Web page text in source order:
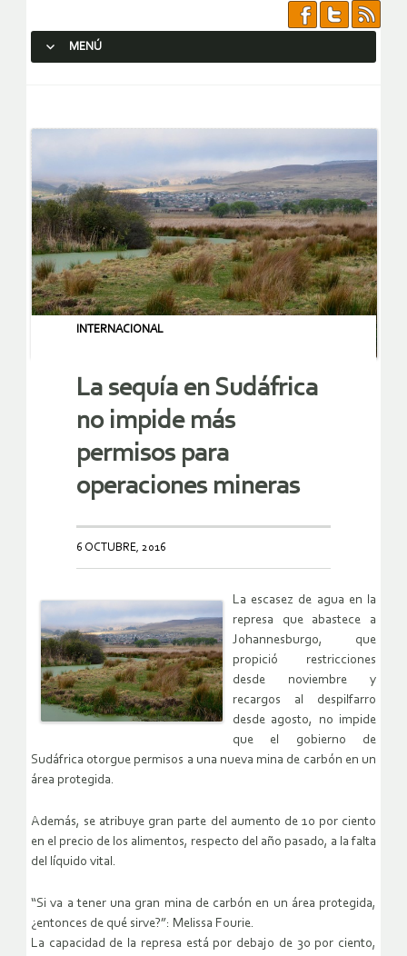
MENÚ
INTERNACIONAL
La sequía en Sudáfrica
no impide más
permisos para
operaciones mineras
6 OCTUBRE, 2016
La escasez de agua en la
represa que abastece a
Johannesburgo, que
propició restricciones
desde noviembre y
recargos al despilfarro
desde agosto, no impide
que el gobierno de
Sudáfrica otorgue permisos a una nueva mina de carbón en un
área protegida.
Además, se atribuye gran parte del aumento de 10 por ciento
en el precio de los alimentos, respecto del año pasado, a la falta
del líquido vital.
“Si va a tener una gran mina de carbón en un área protegida,
¿entonces de qué sirve?”: Melissa Fourie.
La capacidad de la represa está por debajo de 30 por ciento,